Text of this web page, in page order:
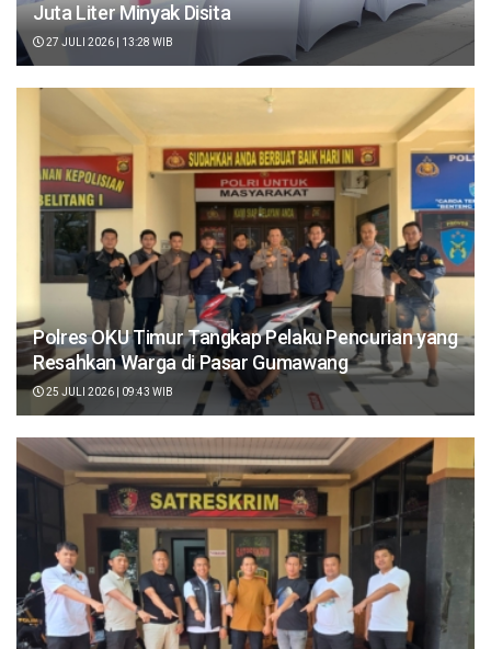
Juta Liter Minyak Disita
27 JULI 2026 | 13:28 WIB
Polres OKU Timur Tangkap Pelaku Pencurian yang
Resahkan Warga di Pasar Gumawang
25 JULI 2026 | 09:43 WIB